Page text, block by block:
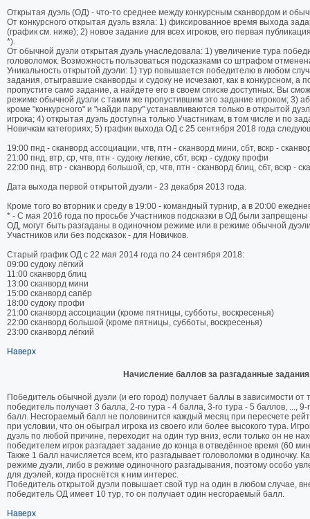
Открытая дуэль (ОД) - что-то среднее между конкурсным сканвордом и
От конкурсного открытая дуэль взяла: 1) фиксированное время выхода
(график см. ниже); 2) новое задание для всех игроков, его первая
*).
От обычной дуэли открытая дуэль унаследовала: 1) увеличение тура
головоломок. Возможность пользоваться подсказками со штрафом
Уникальность открытой дуэли: 1) тур повышается победителю в любом
задания, отыгравшие сканворды и судоку не исчезают, как в конкурсном,
пропустите само задание, а найдете его в своем списке доступных. Вы
режиме обычной дуэли с таким же пропустившим это задание игроком; 3)
кроме "конкурсного" и "найди пару" устанавливаются только в открытой
игрока; 4) открытая дуэль доступна только Участникам, в том числе и по
Новичкам категориях; 5) график выхода ОД с 25 сентября 2018 года
19:00 пнд - сканворд ассоциации, чтв, птн - сканворд мини, сбт, вскр -
21:00 пнд, втр, ср, чтв, птн - судоку легкие, сбт, вскр - судоку профи
22:00 пнд, втр - сканворд большой, ср, чтв, птн - сканворд блиц, сбт, вскр -
Дата выхода первой открытой дуэли - 23 декабря 2013 года.
Кроме того во вторник и среду в 19:00 - командный турнир, а в 20:00
* - С мая 2016 года по просьбе Участников подсказки в ОД были
ОД, могут быть разгаданы в одиночном режиме или в режиме обычной
Участников или без подсказок - для Новичков.
Старый график ОД с 22 мая 2014 года по 24 сентября 2018:
09:00 судоку лёгкий
11:00 сканворд блиц
13:00 сканворд мини
15:00 сканворд сапёр
18:00 судоку профи
21:00 сканворд ассоциации (кроме пятницы, субботы, воскресенья)
22:00 сканворд большой (кроме пятницы, субботы, воскресенья)
23:00 сканворд лёгкий
Наверх
Начисление баллов за разгаданные
Победитель обычной дуэли (и его город) получает баллы в зависимости от
победитель получает 3 балла, 2-го тура - 4 балла, 3-го тура - 5 баллов, ...,
балл. Несгораемый балл не половинится каждый месяц при пересчете
при условии, что он обыграл игрока из своего или более высокого тура.
дуэль по любой причине, переходит на один тур вниз, если только он не
победителем игрок разгадает задание до конца в отведённое время (60
Также 1 балл начисляется всем, кто разгадывает головоломки в одиночку.
режиме дуэли, либо в режиме одиночного разгадывания, поэтому особо
для дуэлей, когда проснётся к ним интерес.
Победитель открытой дуэли повышает свой тур на один в любом случае,
победитель ОД имеет 10 тур, то он получает один несгораемый балл.
Наверх